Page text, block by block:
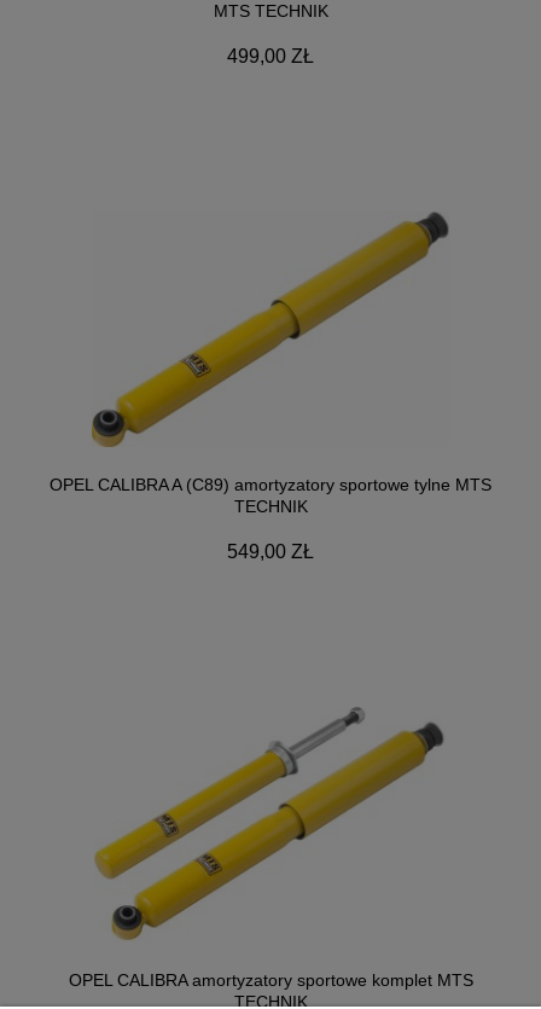
MTS TECHNIK
499,00 ZŁ
OPEL CALIBRA A (C89) amortyzatory sportowe tylne MTS
TECHNIK
549,00 ZŁ
OPEL CALIBRA amortyzatory sportowe komplet MTS
TECHNIK